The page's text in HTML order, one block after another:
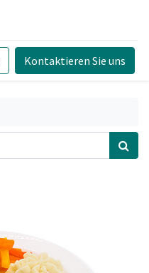
Kontaktieren Sie uns